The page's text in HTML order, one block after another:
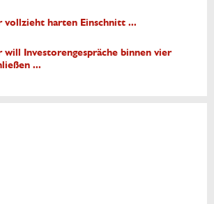
vollzieht harten Einschnitt ...
will Investorengespräche binnen vier
...